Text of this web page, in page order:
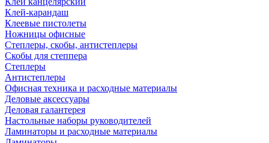
Клей-карандаш
Клеевые пистолеты
Ножницы офисные
Степлеры, скобы, антистеплеры
Скобы для степпера
Степлеры
Антистеплеры
Офисная техника и расходные материалы
Деловые аксессуары
Деловая галантерея
Настольные наборы руководителей
Ламинаторы и расходные материалы